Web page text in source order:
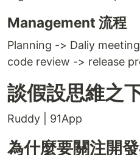
Management 流程
Planning -> Daliy
code review -> release
談假設思維之
Ruddy | 91App
為什麼要關注開